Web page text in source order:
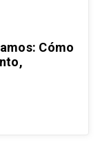
Cómo